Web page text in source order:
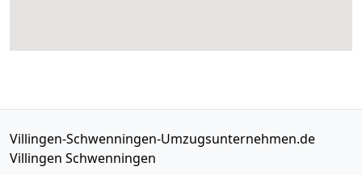
Villingen-Schwenningen-Umzugsunternehmen.de
Villingen Schwenningen